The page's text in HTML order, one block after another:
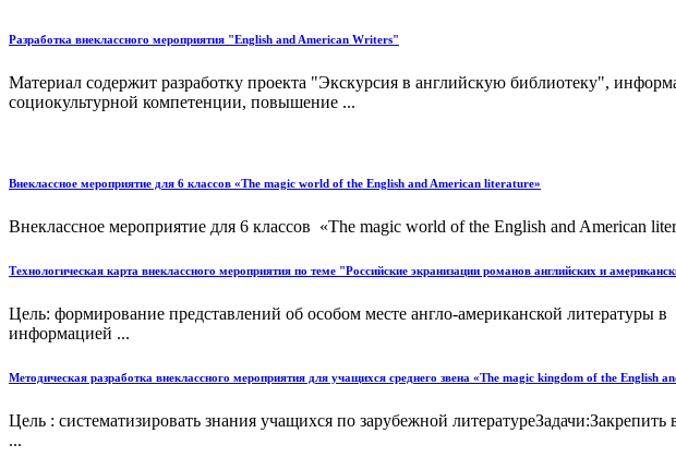
Разработка внеклассного мероприятия "English and American Writers"
Материал содержит разработку проекта "Экскурсия в английскую библиотеку",
социокультурной компетенции, повышение ...
Внеклассное мероприятие для 6 классов «The magic world of the English and American literature»
Внеклассное мероприятие для 6 классов «The magic world of the English and American
Технологическая карта внеклассного мероприятия по теме "Российские экранизации романов английских и
Цель: формирование представлений об особом месте англо-американской литературы
информацией ...
Методическая разработка внеклассного мероприятия для учащихся среднего звена «The magic kingdom of the English
Цель : систематизировать знания учащихся по зарубежной
...